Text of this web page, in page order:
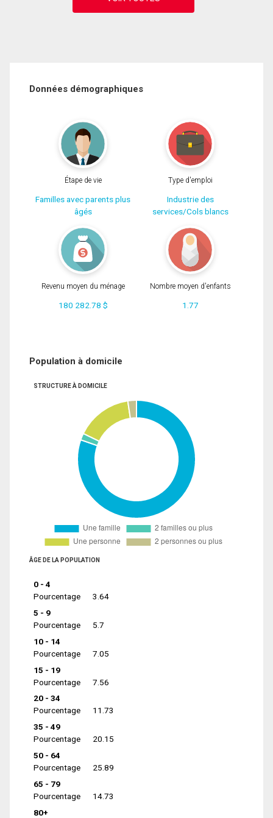
Données démographiques
Étape de vie
Familles avec parents plus
âgés
Type d'emploi
Industrie des
services/Cols blancs
Revenu moyen du ménage
180 282.78 $
Nombre moyen d'enfants
1.77
Population à domicile
STRUCTURE À DOMICILE
ÂGE DE LA POPULATION
0 - 4
Pourcentage
3.64
5 - 9
Pourcentage
5.7
10 - 14
Pourcentage
7.05
15 - 19
Pourcentage
7.56
20 - 34
Pourcentage
11.73
35 - 49
Pourcentage
20.15
50 - 64
Pourcentage
25.89
65 - 79
Pourcentage
14.73
80+